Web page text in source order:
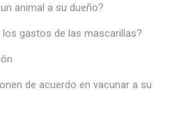
animal a su dueño?
los gastos de las mascarillas?
de acuerdo en vacunar a su